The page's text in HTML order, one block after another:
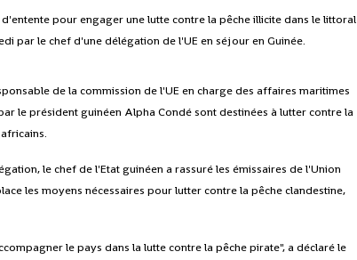
pour engager une lutte contre la pêche illicite dans le littoral
par le chef d'une délégation de l'UE en séjour en Guinée.
de la commission de l'UE en charge des affaires maritimes
le président guinéen Alpha Condé sont destinées à lutter contre la
le chef de l'Etat guinéen a rassuré les émissaires de l'Union
les moyens nécessaires pour lutter contre la pêche clandestine,
le pays dans la lutte contre la pêche pirate", a déclaré le